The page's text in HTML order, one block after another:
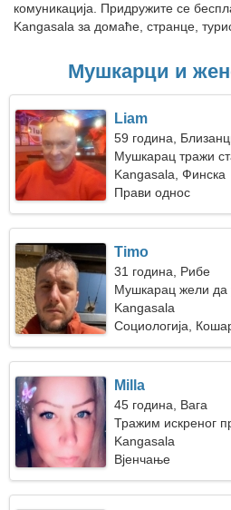
комуникација. Придружите се
Kangasala за домаће, странце,
Мушкарци и
Liam
59 година,
Мушкарац тражи
Kangasala, Финска
Прави однос
Timo
31 година, Рибе
Мушкарац жели да
Kangasala
Социологија,
Milla
45 година, Вага
Тражим искреног
Kangasala
Вјенчање